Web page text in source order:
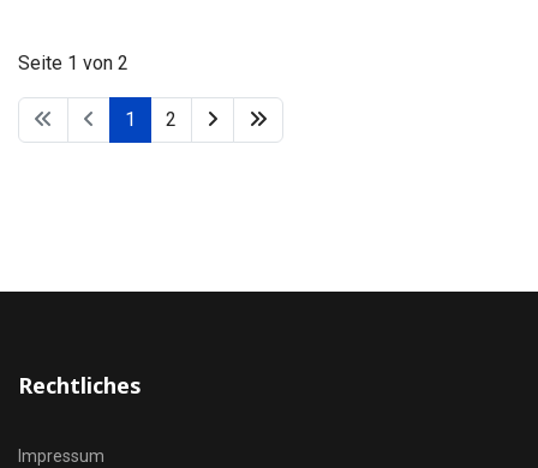
Seite 1 von 2
1 2
Rechtliches
Impressum